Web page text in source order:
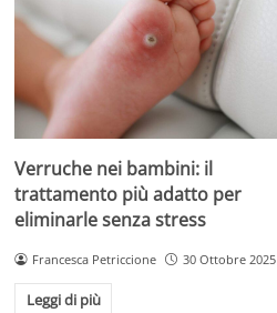
Verruche nei bambini: il
trattamento più adatto per
eliminarle senza stress
Francesca Petriccione 30 Ottobre 2025
Leggi di più